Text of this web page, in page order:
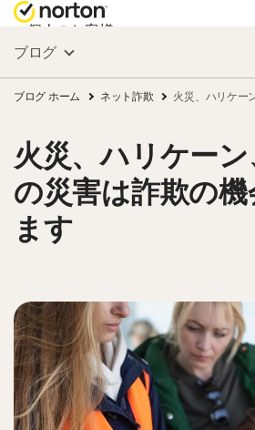
個人のお客様
スモールビジネス
リソース
サポート
日本
サインイン
ブログ
ブログ ホーム ネット詐欺 火災、ハリケー
火災、ハリケー
の災害は詐欺の機
ます